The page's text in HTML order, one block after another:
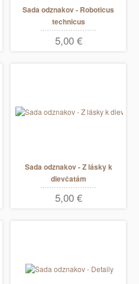
Sada odznakov - Roboticus
technicus
5,00 €
Sada odznakov - Z lásky k
dievčatám
5,00 €